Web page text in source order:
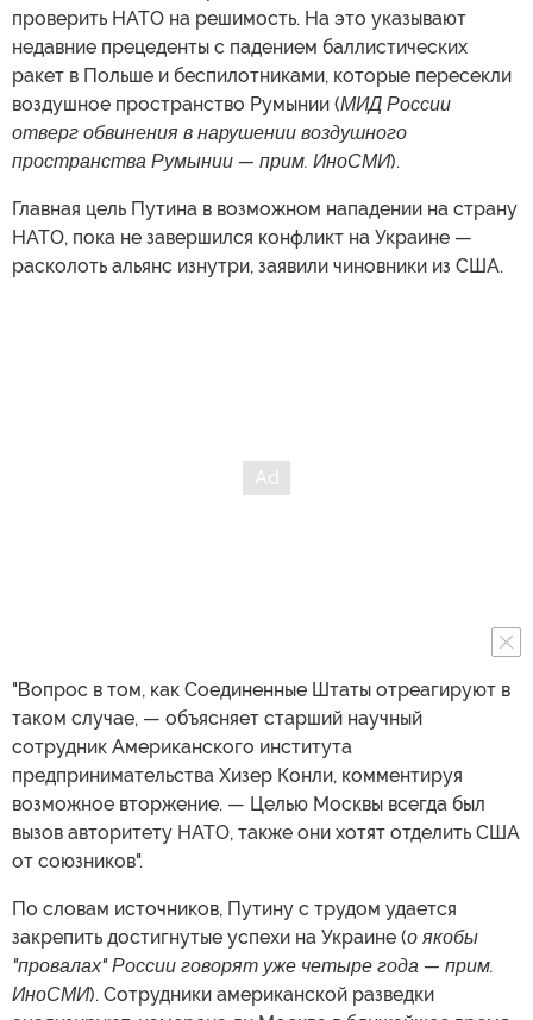
проверить НАТО на решимость. На это указывают
недавние прецеденты с падением баллистических
ракет в Польше и беспилотниками, которые пересекли
воздушное пространство Румынии (МИД России
отверг обвинения в нарушении воздушного
пространства Румынии — прим. ИноСМИ).
Главная цель Путина в возможном нападении на страну
НАТО, пока не завершился конфликт на Украине —
расколоть альянс изнутри, заявили чиновники из США.
"Вопрос в том, как Соединенные Штаты отреагируют в
таком случае, — объясняет старший научный
сотрудник Американского института
предпринимательства Хизер Конли, комментируя
возможное вторжение. — Целью Москвы всегда был
вызов авторитету НАТО, также они хотят отделить США
от союзников".
По словам источников, Путину с трудом удается
закрепить достигнутые успехи на Украине (о якобы
"провалах" России говорят уже четыре года — прим.
ИноСМИ). Сотрудники американской разведки